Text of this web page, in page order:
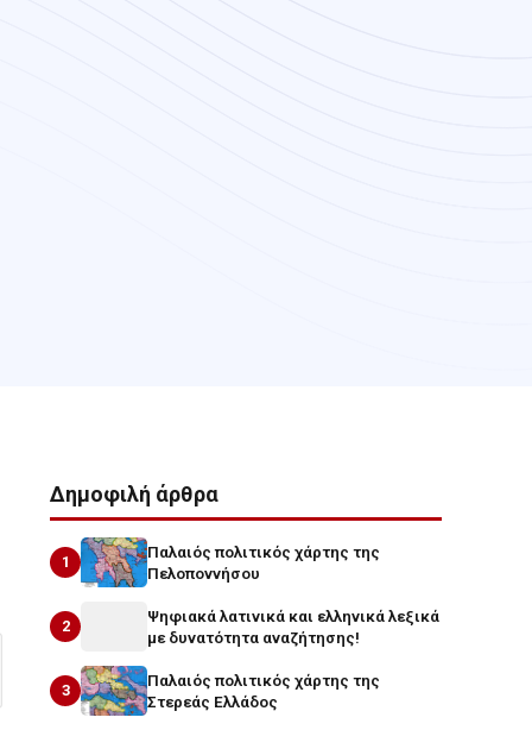
Δημοφιλή άρθρα
1
Παλαιός πολιτικός χάρτης της
Πελοποννήσου
2
Ψηφιακά λατινικά και ελληνικά λεξικά
με δυνατότητα αναζήτησης!
3
Παλαιός πολιτικός χάρτης της
Στερεάς Ελλάδος